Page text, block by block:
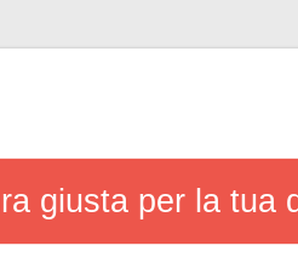
giusta per la tua